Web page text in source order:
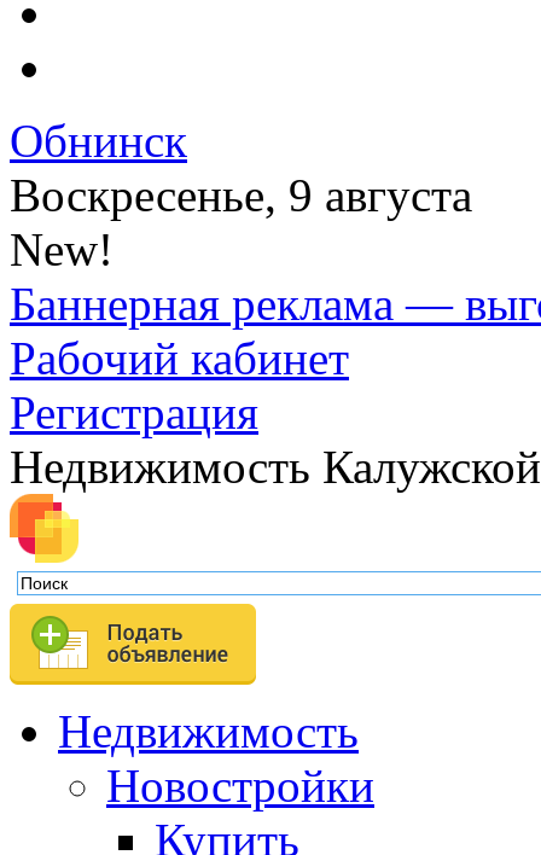
Обнинск
Воскресенье, 9 августа
New!
Баннерная реклама —
Рабочий кабинет
Регистрация
Недвижимость
Недвижимость
Новостройки
Купить